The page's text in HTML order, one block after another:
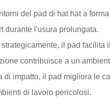
del pad di hat hat a
durante l'usura prolungata.
il pad facilita
contribuisce a un
impatto, il pad migliora le
di lavoro pericolosi.